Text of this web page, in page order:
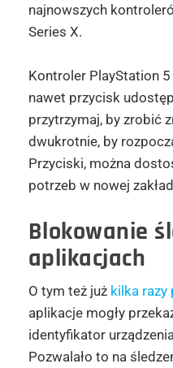
najnowszych
Series X.
Kontroler PlayStation 5
nawet przycisk
przytrzymaj, by zrobić
dwukrotnie, by
Przyciski, można
potrzeb w nowej
Blokowanie
aplikacjach
O tym też już kilka razy
aplikacje mogły
identyfikator
Pozwalało to na